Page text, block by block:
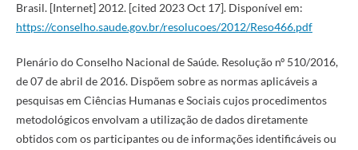
Brasil. [Internet] 2012. [cited 2023 Oct 17]. Disponível em:
https://conselho.saude.gov.br/resolucoes/2012/Reso466.pdf
Plenário do Conselho Nacional de Saúde. Resolução nº 510/2016,
de 07 de abril de 2016. Dispõem sobre as normas aplicáveis a
pesquisas em Ciências Humanas e Sociais cujos procedimentos
metodológicos envolvam a utilização de dados diretamente
obtidos com os participantes ou de informações identificáveis ou